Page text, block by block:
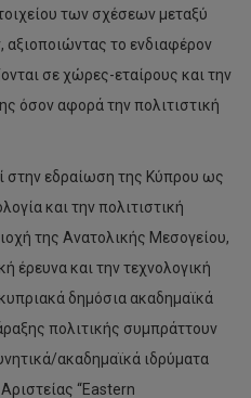
των σχέσεων μεταξύ
το ενδιαφέρον
σε χώρες-εταίρους και την
όσον αφορά την πολιτιστική
στην εδραίωση της Κύπρου ως
και την πολιτιστική
της Ανατολικής Μεσογείου,
έρευνα και την τεχνολογική
δημόσια ακαδημαϊκά
πολιτικής συμπράττουν
ακαδημαϊκά ιδρύματα
“Eastern